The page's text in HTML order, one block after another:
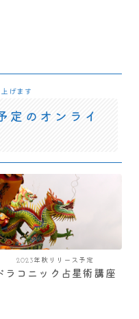
げます
定のオンライ
2023年秋リリース予定
ドラコニック占星術講座